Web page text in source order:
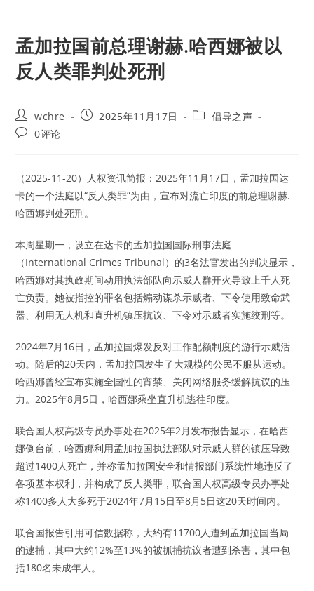
孟加拉国前总理谢赫.哈西娜被以
反人类罪判处死刑
Post
author:
wchre
Post2025年11月17日
Post倡导之声
Post0评论
（2025-11-20）人权资讯简报：2025年11月17日，孟加拉国达
卡的一个法庭以“反人类罪”为由，宣布对流亡印度的前总理谢赫.
哈西娜判处死刑。
本周星期一，设立在达卡的孟加拉国国际刑事法庭
（International Crimes Tribunal）的3名法官发出的判决显示，
哈西娜对其执政期间动用执法部队向示威人群开火导致上千人死
亡负责。她被指控的罪名包括煽动谋杀示威者、下令使用致命武
器、利用无人机和直升机镇压抗议、下令对示威者实施绞刑等。
2024年7月16日，孟加拉国爆发反对工作配额制度的游行示威活
动。随后的20天内，孟加拉国发生了大规模的公民不服从运动。
哈西娜曾经宣布实施全国性的宵禁、关闭网络服务缓解抗议的压
力。2025年8月5日，哈西娜乘坐直升机逃往印度。
联合国人权高级专员办事处在2025年2月发布报告显示，在哈西
娜倒台前，哈西娜利用孟加拉国执法部队对示威人群的镇压导致
超过1400人死亡，并称孟加拉国安全和情报部门系统性地违反了
各项基本权利，并构成了反人类罪，联合国人权高级专员办事处
称1400多人大多死于2024年7月15日至8月5日这20天时间内。
联合国报告引用可信数据称，大约有11700人遭到孟加拉国当局
的逮捕，其中大约12%至13%的被抓捕抗议者遭到杀害，其中包
括180名未成年人。